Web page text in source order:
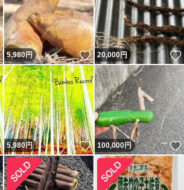
いいね！
5,980円 いいね！
20,000円
いいね！
5,980円 いいね！
100,000円